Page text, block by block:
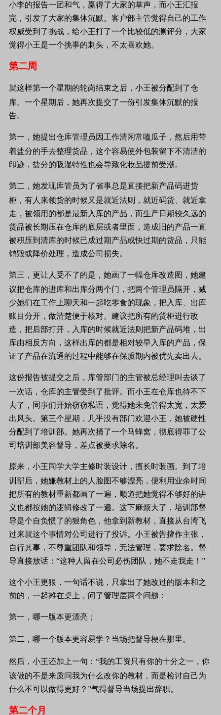
小李的报告一团和气，赢得了大家的掌声，而小王汇报
完，引发了大家的集体沉默。 客户部主管觉得自己的工作
权威受到了挑战， 给小王打了一个比较低的测评分，大家
觉得小王是一个挑事的刺头，不太喜欢她。
第二周
就这样第一个星期的轮岗结束之后，小王被分配到了仓
库。一个星期后，她再次提交了一份引发集体沉默的报
告。
第一，她提出仓库管理员因工作清闲常嗑瓜子，然后用带
着盐分的手去整理货品，这个容易使外包装留下不清洁的
印迹，盐分的吸湿特性也会导致化妆品提前受潮。
第二，她发现库管员为了省事总是直接把新产品码进货
柜，有人来领货的时候又是就近法则，就近码货、就近拿
走， 被领用的都是最新入库的产品，而生产日期较久远的
货品被长期压在仓库的底层或者里面，造成旧的产品一直
被积压到清库的时候已成过期产品或快过期的货品，只能
销毁或降价处理，造成公司损失。
第三，更让人受不了的是，她画了一幅仓库改造图，她建
议把仓库的进库和出库分两个门，把两个管理员隔开，减
少她们在工作上聊天和一起吃零食的现象， 把入库、出库
账目分开，做清楚便于核对。建议把所有的货柜进行改
造，把后部打开，入库的时候就近法则把新产品码堆，出
库由相反方向，这样出库的都是相对较早入库的产品，保
证了产品在流通的过程中能够在保质期内被优先卖出去。
这份报告被提交之后，库管部门的主管被总经理叫去谈了
一次话，仓库的主管受到了批评。而小王在仓库也待不下
去了，同事们开始窃窃私语，觉得她未免管得太宽，太爱
出风头。第三个星期，几乎没有部门欢迎小王，她被硬性
分配到了培训部。她再次捅了一个马蜂窝，彻底得罪了公
司培训部美容督导，差点被要求除名。
原来，小王同学大学主修时装设计，擅长时装画。到了培
训部后，她嫌教材上的人脸图不够漂亮，便利用业余时间
把所有的教材重新都画了一遍，顺道把她觉得不够好的讲
义也都按她的逻辑修改了一遍。这下麻烦大了，培训部督
导是个自负惯了的狠角色，他拿到新教材，直接从台湾飞
过来就这个事情对公司进行了投诉。小王被告擅作主张，
自行其事，不尊重团队和领导，无法管理，要求除名。督
导直接放话：“这种人留在公司必伤团队，她不走我走！”
这个小王更狠，一句话不说，只拿出了她改过的版本和之
前的，一起摊在桌上，问了管理层两个问题：
第一，哪一版本更漂亮；
第二，哪一个版本更容易学？当场把督导梗在那里。
然后，小王还加上一句：“我的工资只有你的十分之一，你
该做的不是来质问我为什么改你的教材，而是检讨自己为
什么不可以做得更好？”气得督导当场提出辞职。
第二个月